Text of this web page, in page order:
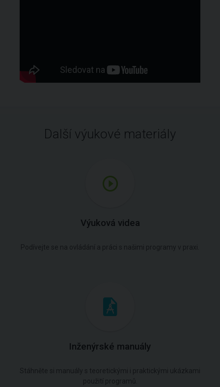
Další výukové materiály
Výuková videa
Podívejte se na ovládání a práci s našimi programy v praxi.
Inženýrské manuály
Stáhněte si manuály s teoretickými i praktickými ukázkami
použití programů.